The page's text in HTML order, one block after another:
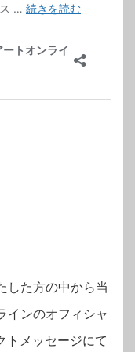
した方の中から当
インのオフィシャ
トメッセージにて